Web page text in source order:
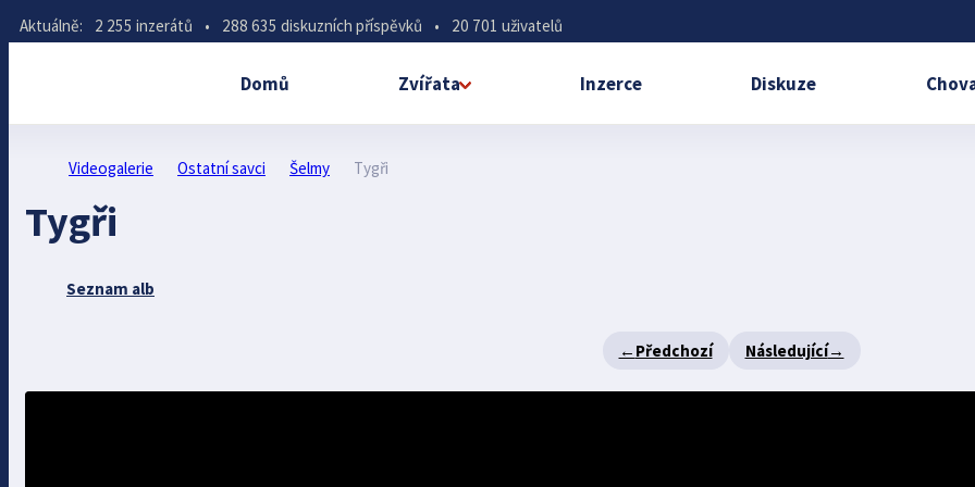
Aktuálně: 2 255 inzerátů • 288 635 diskuzních příspěvků • 20 701 uživatelů
Domů Zvířata Inzerce Diskuze
Videogalerie Ostatní savci Šelmy Tygři
Tygři
Seznam alb
← Předchozí Následující→